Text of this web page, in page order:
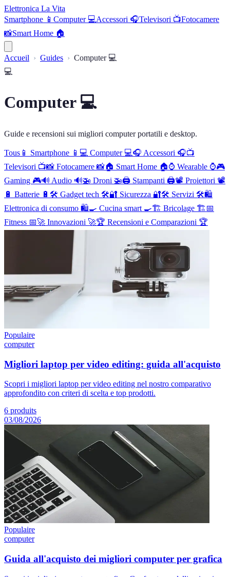
Elettronica La Vita
Smartphone 📱 Computer 💻Accessori 🎧Televisori 📺Fotocamere
📸Smart Home 🏠
Accueil Guides
Computer 💻
💻
Computer 💻
Guide e recensioni sui migliori computer portatili e desktop.
Tous 📱 Smartphone 📱 💻 Computer 💻🎧 Accessori 🎧📺
Televisori 📺📸 Fotocamere 📸🏠 Smart Home 🏠⌚ Wearable ⌚🎮
Gaming 🎮🔊 Audio 🔊🚁 Droni 🚁🖨️ Stampanti 🖨️📽️ Proiettori 📽️
🔋 Batterie 🔋 🛠️ Gadget tech 🛠️🔐 Sicurezza 🔐🛠️ Servizi 🛠️🛍️
Elettronica di consumo 🛍️🍳 Cucina smart 🍳🏗️ Bricolage 🏗️📅
Fitness 📅🚀 Innovazioni 🚀🏆 Recensioni e Comparazioni 🏆
Populaire
computer
Migliori laptop per video editing: guida all'acquisto
Scopri i migliori laptop per video editing nel nostro comparativo
approfondito con criteri di scelta e top prodotti.
6 produits
03/08/2026
Populaire
computer
Guida all'acquisto dei migliori computer per grafica